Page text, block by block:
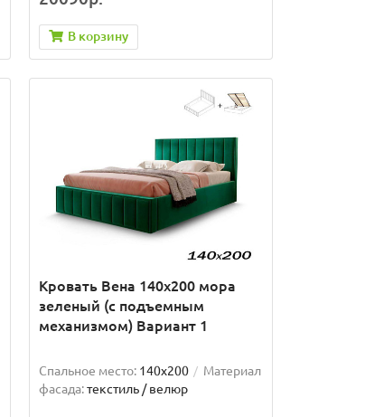
В корзину
Кровать Вена 140х200 мора
зеленый (с подъемным
механизмом) Вариант 1
Спальное место: 140x200
Материал
фасада:текстиль / велюр